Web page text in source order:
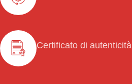
Certificato di autenticità